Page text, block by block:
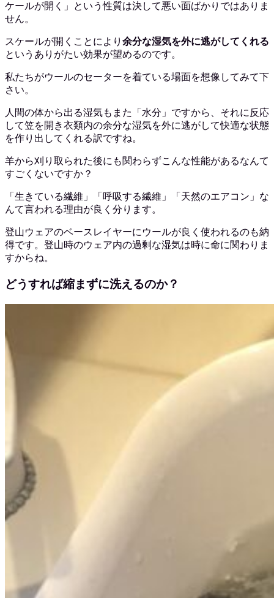
ケールが開く」という性質は決して悪い面ばかりではありま
せん。
スケールが開くことにより 余分な湿気を外に逃がしてくれる
というありがたい効果が望めるのです。
私たちがウールのセーターを着ている場面を想像してみて下
さい。
人間の体から出る湿気もまた「水分」ですから、それに反応
して笠を開き衣類内の余分な湿気を外に逃がして快適な状態
を作り出してくれる訳ですね。
羊から刈り取られた後にも関わらずこんな性能があるなんて
すごくないですか？
「生きている繊維」「呼吸する繊維」「天然のエアコン」な
んて言われる理由が良く分ります。
登山ウェアのベースレイヤーにウールが良く使われるのも納
得です。登山時のウェア内の過剰な湿気は時に命に関わりま
すからね。
どうすれば縮まずに洗えるのか？